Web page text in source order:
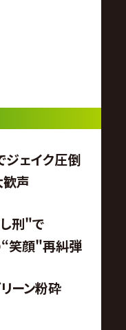
ェイク圧倒
声
刑"で
笑顔"再糾弾
ーン粉砕